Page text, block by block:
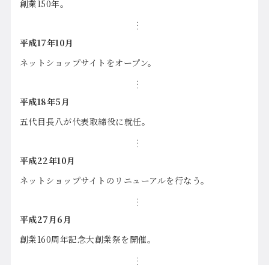
創業150年。
平成17年10月
ネットショップサイトをオープン。
平成18年5月
五代目長八が代表取締役に就任。
平成22年10月
ネットショップサイトのリニューアルを行なう。
平成27月6月
創業160周年記念大創業祭を開催。